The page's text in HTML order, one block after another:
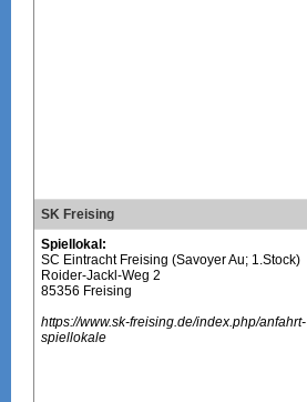
SK Freising
Spiellokal:
SC Eintracht Freising (Savoyer Au; 1.Stock)
Roider-Jackl-Weg 2
85356 Freising
https://www.sk-freising.de/index.php/anfahrt-
spiellokale